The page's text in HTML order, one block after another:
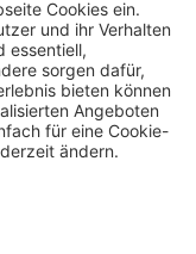
Handel, Gewerbe und